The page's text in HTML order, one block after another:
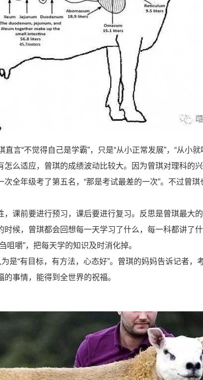
言“不觉得自己是学霸”，只是“从小正常发展”，“从小就
么适应，曾琪的成绩波动比较大。因为曾琪对理科的
全年级考了第五名，“那是考试最差的一次”。不过曾琪
课前要进行预习，课后要进行复习。反思是曾琪最大
时候，曾琪都会回想每一天学习了什么，每一科都讲了
咀嚼”，把每天学的知识及时消化掉。
是“有目标，有方法，心态好”。曾琪的妈妈告诉记者，
事情，能得到全世界的祝福。